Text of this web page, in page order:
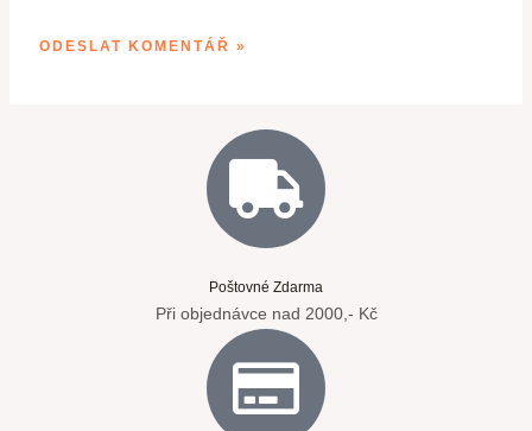
Poštovné Zdarma
Při objednávce nad 2000,- Kč